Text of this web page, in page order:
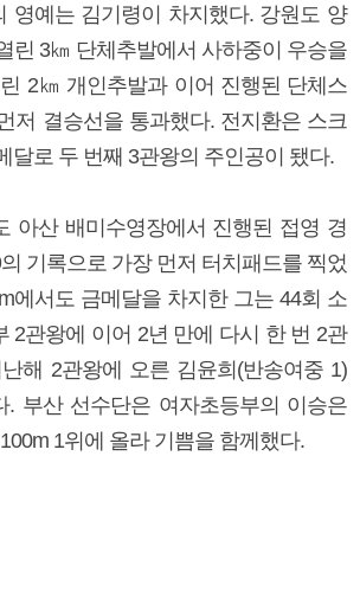
영예는 김기령이 차지했다. 강원도 양
린 3㎞ 단체추발에서 사하중이 우승을
2㎞ 개인추발과 이어 진행된 단체스
저 결승선을 통과했다. 전지환은 스크
달로 두 번째 3관왕의 주인공이 됐다.
아산 배미수영장에서 진행된 접영 경
기록으로 가장 먼저 터치패드를 찍었
에서도 금메달을 차지한 그는 44회 소
2관왕에 이어 2년 만에 다시 한 번 2관
해 2관왕에 오른 김윤희(반송여중 1)
. 부산 선수단은 여자초등부의 이승은
1위에 올라 기쁨을 함께했다.